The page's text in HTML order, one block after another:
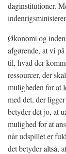
daginstitutioner.
Økonomi og
afgørende, at vi
til, hvad der
ressourcer, der
muligheden for at
med det, der
betyder det jo, at
mulighed for at
når udspillet er
det betyder altså,